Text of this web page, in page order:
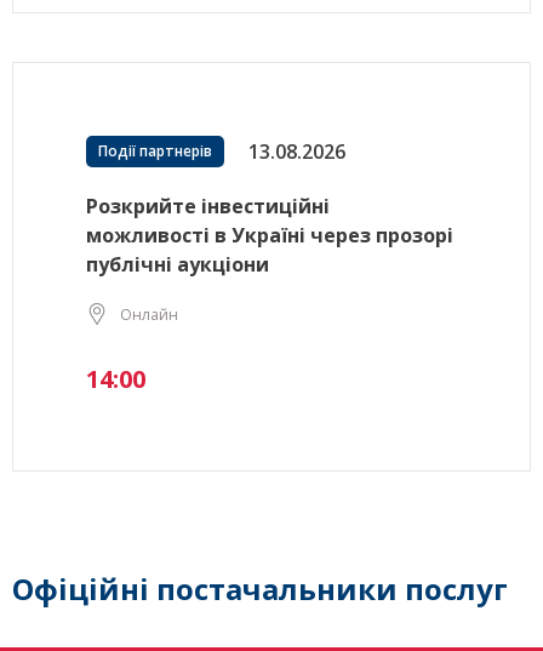
Події партнерів 13.08.2026
Розкрийте інвестиційні
можливості в Україні через прозорі
публічні аукціони
Онлайн
14:00
Офіційні постачальники послуг